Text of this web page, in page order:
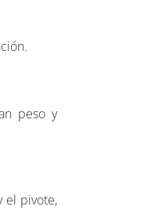
peso y
el pivote,